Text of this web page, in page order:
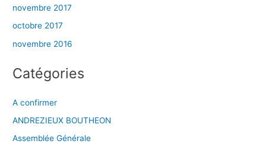
novembre 2017
octobre 2017
novembre 2016
Catégories
A confirmer
ANDREZIEUX BOUTHEON
Assemblée Générale